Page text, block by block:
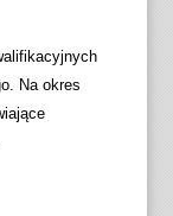
Na okres